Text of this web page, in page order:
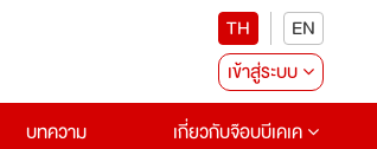
TH
EN
เข้าสู่ระบบ
บทความ เกี่ยวกับจ๊อบบีเคเค